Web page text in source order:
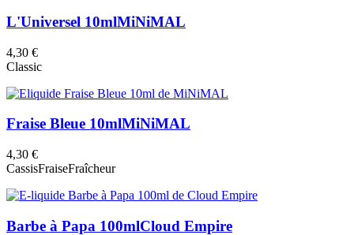
L'Universel 10mlMiNiMAL
4,30 €
Classic
Fraise Bleue 10mlMiNiMAL
4,30 €
CassisFraiseFraîcheur
Barbe à Papa 100mlCloud Empire